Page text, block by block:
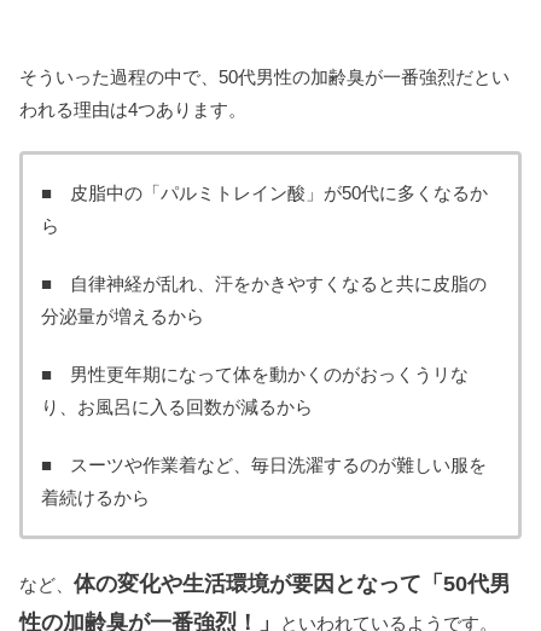
そういった過程の中で、50代男性の加齢臭が一番強烈だとい
われる理由は4つあります。
■ 皮脂中の「パルミトレイン酸」が50代に多くなるか
ら
■ 自律神経が乱れ、汗をかきやすくなると共に皮脂の
分泌量が増えるから
■ 男性更年期になって体を動かくのがおっくうリな
り、お風呂に入る回数が減るから
■ スーツや作業着など、毎日洗濯するのが難しい服を
着続けるから
など、 体の変化や生活環境が要因となって「50代男
性の加齢臭が一番強烈！」
といわれているようです。